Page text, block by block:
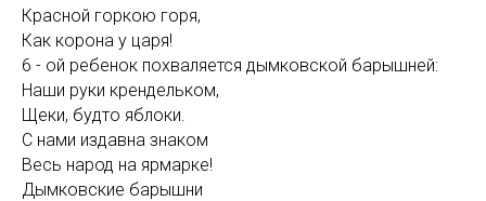
Красной горкою горя,
Как корона у царя!
6 - ой ребенок похваляется дымковской барышней:
Наши руки крендельком,
Щеки, будто яблоки.
С нами издавна знаком
Весь народ на ярмарке!
Дымковские барышни